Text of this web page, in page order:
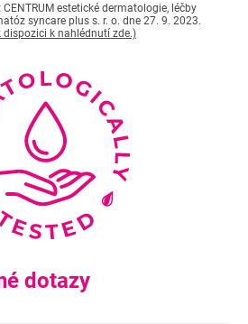
estetické dermatologie, léčby
syncare plus s. r. o. dne 27. 9. 2023.
k nahlédnutí zde.)
dotazy